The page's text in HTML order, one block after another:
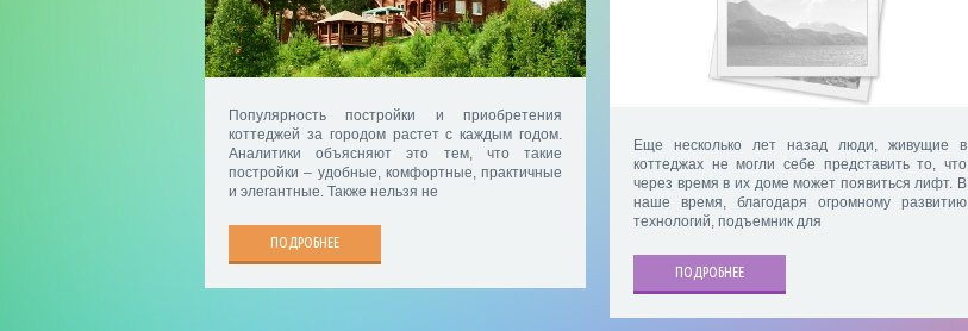
Популярность постройки и приобретения
коттеджей за городом растет с каждым годом.
Аналитики объясняют это тем, что такие
постройки – удобные, комфортные, практичные
и элегантные. Также нельзя не
ПОДРОБНЕЕ
Еще несколько лет назад люди, живущие в
коттеджах не могли себе представить то, что
через время в их доме может появиться лифт. В
наше время, благодаря огромному развитию
технологий, подъемник для
ПОДРОБНЕЕ